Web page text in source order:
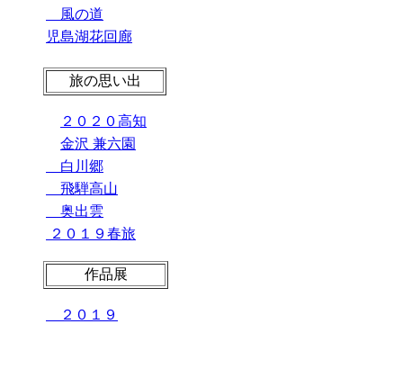
風の道
児島湖花回廊
旅の思い出
２０２０高知
金沢 兼六園
白川郷
飛騨高山
奥出雲
２０１９春旅
作品展
２０１９